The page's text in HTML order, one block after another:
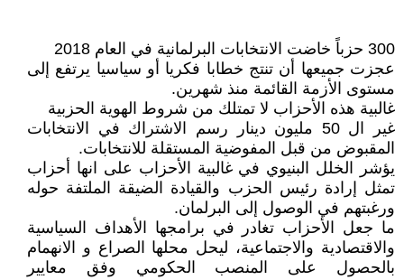
300 حزباً خاضت الانتخابات البرلمانية في العام 2018
عجزت جميعها أن تنتج خطابا فكريا أو سياسيا يرتفع إلى
مستوى الأزمة القائمة منذ شهرين.
غالبية هذه الأحزاب لا تمتلك من شروط الهوية الحزبية
غير ال 50 مليون دينار رسم الاشتراك في الانتخابات
المقبوض من قبل المفوضية المستقلة للانتخابات.
يؤشر الخلل البنيوي في غالبية الأحزاب على انها أحزاب
تمثل إرادة رئيس الحزب والقيادة الضيقة الملتفة حوله
ورغبتهم في الوصول إلى البرلمان.
ما جعل الأحزاب تغادر في برامجها الأهداف السياسية
والاقتصادية والاجتماعية، ليحل محلها الصراع و الانهمام
بالحصول على المنصب الحكومي وفق معايير